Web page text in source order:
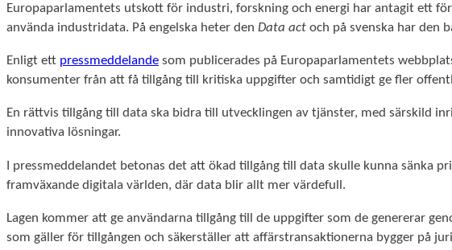
Europaparlamentets utskott för industri, forskning och energi har antagit ett
använda industridata. På engelska heter den Data act och på svenska har den
Enligt ett pressmeddelande som publicerades på Europaparlamentets
konsumenter från att få tillgång till kritiska uppgifter och samtidigt ge fler
En rättvis tillgång till data ska bidra till utvecklingen av tjänster, med särskild
innovativa lösningar.
I pressmeddelandet betonas det att ökad tillgång till data skulle kunna
framväxande digitala världen, där data blir allt mer värdefull.
Lagen kommer att ge användarna tillgång till de uppgifter som de genererar
som gäller för tillgången och säkerställer att affärstransaktionerna bygger på